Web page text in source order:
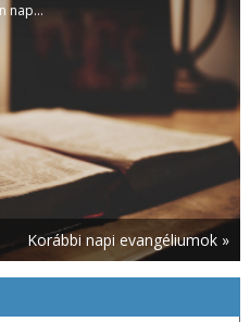
nap...
Korábbi napi evangéliumok »